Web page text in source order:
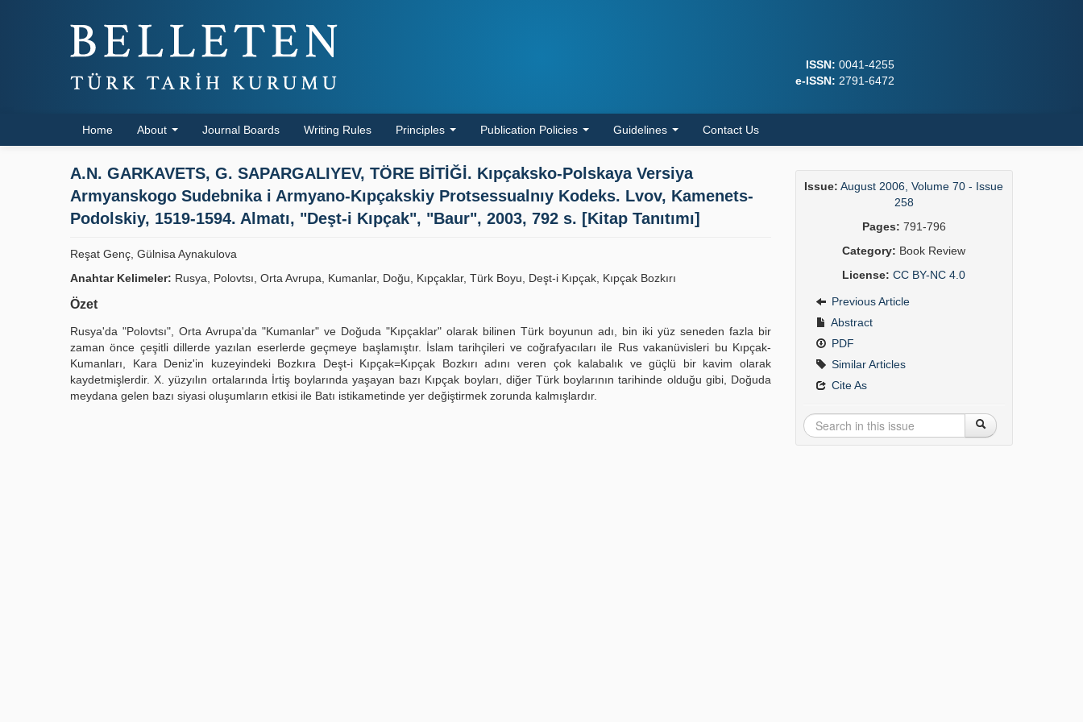
ISSN: 0041-4255
e-ISSN: 2791-6472
Home About Journal Boards Writing Rules Principles Publication Policies Guidelines Contact Us
A.N. GARKAVETS, G. SAPARGALIYEV, TÖRE BİTİĞİ. Kıpçaksko-Polskaya Versiya
Armyanskogo Sudebnika i Armyano-Kıpçakskiy Protsessualnıy Kodeks. Lvov, Kamenets-
Podolskiy, 1519-1594. Almatı, "Deşt-i Kıpçak", "Baur", 2003, 792 s. [Kitap Tanıtımı]
Reşat Genç, Gülnisa Aynakulova
Anahtar Kelimeler: Rusya, Polovtsı, Orta Avrupa, Kumanlar, Doğu, Kıpçaklar, Türk Boyu, Deşt-i Kıpçak, Kıpçak Bozkırı
Özet
Rusya'da "Polovtsı", Orta Avrupa'da "Kumanlar" ve Doğuda "Kıpçaklar" olarak bilinen Türk boyunun adı, bin iki yüz seneden fazla bir
zaman önce çeşitli dillerde yazılan eserlerde geçmeye başlamıştır. İslam tarihçileri ve coğrafyacıları ile Rus vakanüvisleri bu Kıpçak-
Kumanları, Kara Deniz'in kuzeyindeki Bozkıra Deşt-i Kıpçak=Kıpçak Bozkırı adını veren çok kalabalık ve güçlü bir kavim olarak
kaydetmişlerdir. X. yüzyılın ortalarında İrtiş boylarında yaşayan bazı Kıpçak boyları, diğer Türk boylarının tarihinde olduğu gibi, Doğuda
meydana gelen bazı siyasi oluşumların etkisi ile Batı istikametinde yer değiştirmek zorunda kalmışlardır.
Issue: August 2006, Volume 70 - Issue
258
Pages: 791-796
Category: Book Review
License: CC BY-NC 4.0
Previous Article
Abstract
PDF
Similar Articles
Cite As